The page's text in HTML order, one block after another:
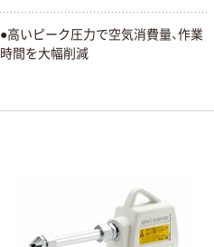
●高いピーク圧力で空気消費量、作業
時間を大幅削減アスクル プラ
￥298~ （税込）
本